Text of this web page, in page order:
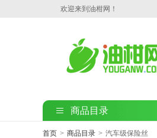
欢迎来到油柑网！
商品目录
首页 > 商品目录 > 汽车级保险丝